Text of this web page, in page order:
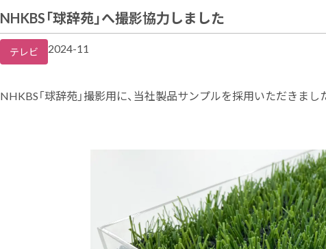
NHKBS「球辞苑」へ撮影協力しました
テレビ 2024-11
NHKBS「球辞苑」撮影用に、当社製品サンプルを採用いただきました